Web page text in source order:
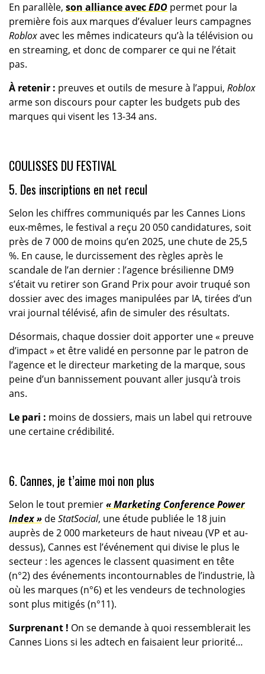
En parallèle, son alliance avecEDOpermet pour la
première fois aux marques d’évaluer leurs campagnes
Robloxavec les mêmes indicateurs qu’à la télévision ou
en streaming, et donc de comparer ce qui ne l’était
pas.
À retenir : preuves et outils de mesure à l’appui, Roblox
arme son discours pour capter les budgets pub des
marques qui visent les 13-34 ans.
COULISSES DU FESTIVAL
5. Des inscriptions en net recul
Selon les chiffres communiqués par les Cannes Lions
eux-mêmes, le festival a reçu 20 050 candidatures, soit
près de 7 000 de moins qu’en 2025, une chute de 25,5
%. En cause, le durcissement des règles après le
scandale de l’an dernier : l’agence brésilienne DM9
s’était vu retirer son Grand Prix pour avoir truqué son
dossier avec des images manipulées par IA, tirées d’un
vrai journal télévisé, afin de simuler des résultats.
Désormais, chaque dossier doit apporter une « preuve
d’impact » et être validé en personne par le patron de
l’agence et le directeur marketing de la marque, sous
peine d’un bannissement pouvant aller jusqu’à trois
ans.
Le pari : moins de dossiers, mais un label qui retrouve
une certaine crédibilité.
6. Cannes, je t’aime moi non plus
Selon le tout premier« Marketing Conference Power
Index »deStatSocial, une étude publiée le 18 juin
auprès de 2 000 marketeurs de haut niveau (VP et au-
dessus), Cannes est l’événement qui divise le plus le
secteur : les agences le classent quasiment en tête
(n°2) des événements incontournables de l’industrie, là
où les marques (n°6) et les vendeurs de technologies
sont plus mitigés (n°11).
Surprenant ! On se demande à quoi ressemblerait les
Cannes Lions si les adtech en faisaient leur priorité…